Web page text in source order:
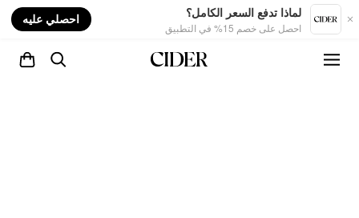
لماذا تدفع السعر الكامل؟
احصل على خصم 15% في التطبيق
احصلي عليه